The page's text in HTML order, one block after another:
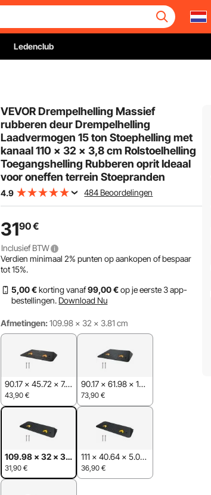
Ledenclub
VEVOR Drempelhelling Massief
rubberen deur Drempelhelling
Laadvermogen 15 ton Stoephelling met
kanaal 110 x 32 x 3,8 cm Rolstoelhelling
Toegangshelling Rubberen oprit Ideaal
voor oneffen terrein Stoepranden
4.9 484 Beoordelingen
3190€
Inclusief BTW
Verdien minimaal2% punten op aankopen of bespaar
tot15%.
5,00 €korting vanaf99,00 €op je eerste 3 app-
bestellingen. Download Nu
Afmetingen: 109.98 × 32 × 3.81 cm
90.17 × 45.72 × 7.6
2 cm
43,90 €
90.17 × 61.98 × 10.1
6 cm
73,90 €
109.98 × 32 × 3.
81 cm
31,90 €
111 × 40.64 × 5.08
cm
36,90 €